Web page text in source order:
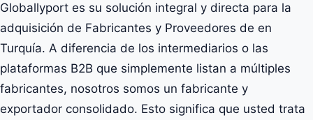
Globallyport es su solución integral y directa para la
adquisición de Fabricantes y Proveedores de en
Turquía. A diferencia de los intermediarios o las
plataformas B2B que simplemente listan a múltiples
fabricantes, nosotros somos un fabricante y
exportador consolidado. Esto significa que usted trata